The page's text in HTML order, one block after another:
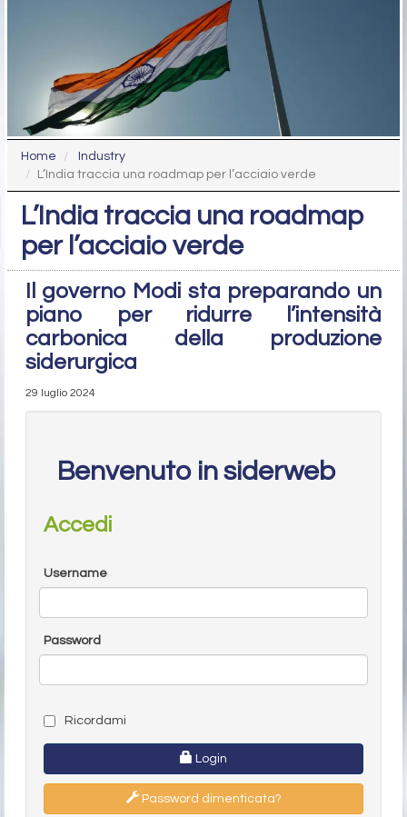
Home
Industry
L’India traccia una roadmap per l’acciaio verde
L’India traccia una roadmap
per l’acciaio verde
Il governo Modi sta preparando un
piano per ridurre l’intensità
carbonica della produzione
siderurgica
29 luglio 2024
Benvenuto in siderweb
Accedi
Username
Password
Ricordami
Login
Password dimenticata?